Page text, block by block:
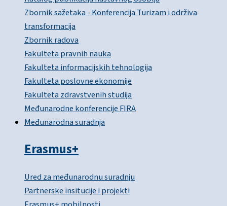
Zbornik sažetaka - Konferencija Turizam i održiva
transformacija
Zbornik radova
Fakulteta pravnih nauka
Fakulteta informacijskih tehnologija
Fakulteta poslovne ekonomije
Fakulteta zdravstvenih studija
Međunarodne konferencije FIRA
Međunarodna suradnja
Erasmus+
Ured za međunarodnu suradnju
Partnerske insitucije i projekti